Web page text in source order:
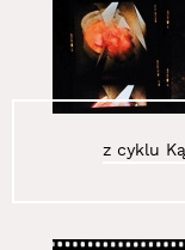
z cyklu